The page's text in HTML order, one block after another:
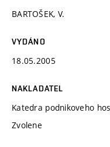
BARTOŠEK, V.
VYDÁNO
18.05.2005
NAKLADATEL
Katedra podnikoveho
Zvolene